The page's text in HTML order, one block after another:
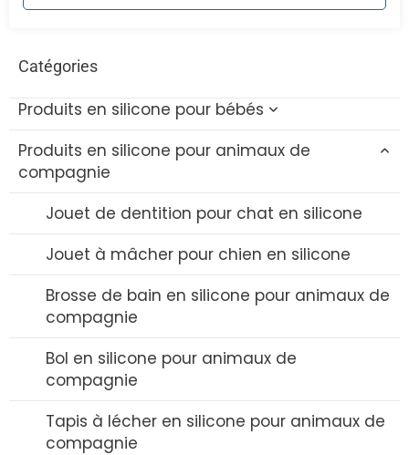
Catégories
Produits en silicone pour bébés
Jouets de bain pour bébé en silicone
Dentition en silicone pour bébé
Sucette en silicone
Tasse à paille en silicone
Pailles en silicone
Produits en silicone pour animaux de
compagnie
Jouet de dentition pour chat en silicone
Jouet à mâcher pour chien en silicone
Brosse de bain en silicone pour animaux de
compagnie
Bol en silicone pour animaux de
compagnie
Tapis à lécher en silicone pour animaux de
compagnie